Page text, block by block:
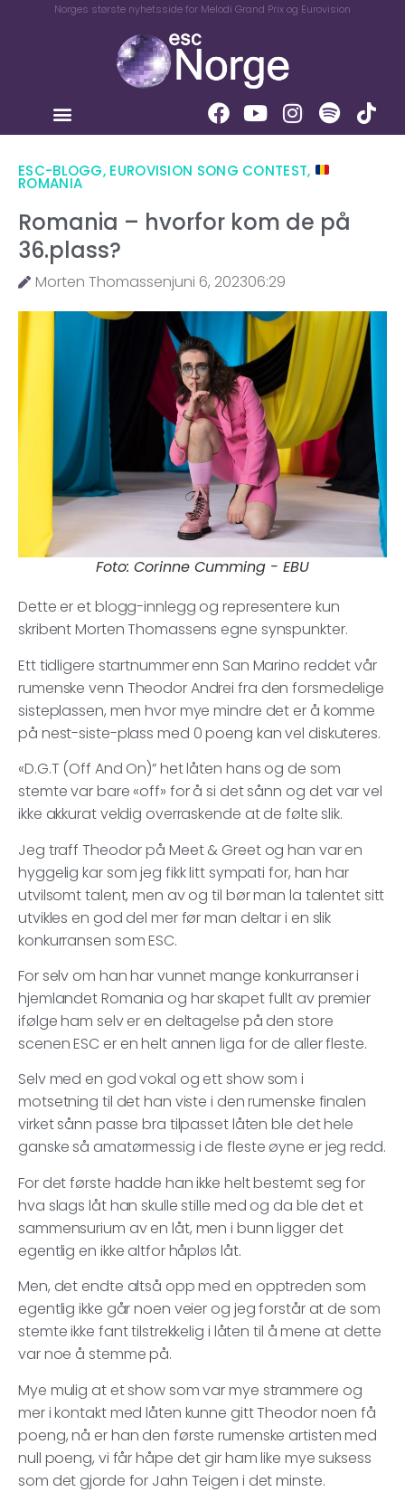
Norges største nyhetsside for Melodi Grand Prix og Eurovision
ESC-BLOGG, EUROVISION SONG CONTEST,
ROMANIA
Romania – hvorfor kom de på
36.plass?
Morten Thomassenjuni 6, 202306:29
Foto: Corinne Cumming - EBU
Dette er et blogg-innlegg og representere kun
skribent Morten Thomassens egne synspunkter.
Ett tidligere startnummer enn San Marino reddet vår
rumenske venn Theodor Andrei fra den forsmedelige
sisteplassen, men hvor mye mindre det er å komme
på nest-siste-plass med 0 poeng kan vel diskuteres.
«D.G.T (Off And On)” het låten hans og de som
stemte var bare «off» for å si det sånn og det var vel
ikke akkurat veldig overraskende at de følte slik.
Jeg traff Theodor på Meet & Greet og han var en
hyggelig kar som jeg fikk litt sympati for, han har
utvilsomt talent, men av og til bør man la talentet sitt
utvikles en god del mer før man deltar i en slik
konkurransen som ESC.
For selv om han har vunnet mange konkurranser i
hjemlandet Romania og har skapet fullt av premier
ifølge ham selv er en deltagelse på den store
scenen ESC er en helt annen liga for de aller fleste.
Selv med en god vokal og ett show som i
motsetning til det han viste i den rumenske finalen
virket sånn passe bra tilpasset låten ble det hele
ganske så amatørmessig i de fleste øyne er jeg redd.
For det første hadde han ikke helt bestemt seg for
hva slags låt han skulle stille med og da ble det et
sammensurium av en låt, men i bunn ligger det
egentlig en ikke altfor håpløs låt.
Men, det endte altså opp med en opptreden som
egentlig ikke går noen veier og jeg forstår at de som
stemte ikke fant tilstrekkelig i låten til å mene at dette
var noe å stemme på.
Mye mulig at et show som var mye strammere og
mer i kontakt med låten kunne gitt Theodor noen få
poeng, nå er han den første rumenske artisten med
null poeng, vi får håpe det gir ham like mye suksess
som det gjorde for Jahn Teigen i det minste.